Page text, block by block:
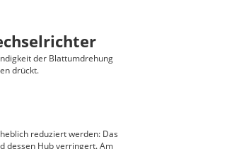
der Blattumdrehung
drückt.
reduziert werden: Das
dessen Hub verringert. Am